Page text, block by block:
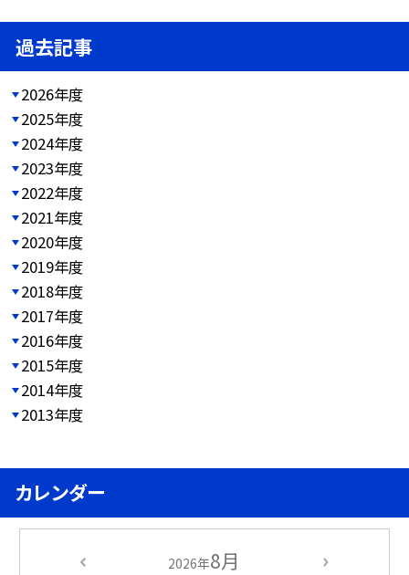
過去記事
2026年度
2025年度
2024年度
2023年度
2022年度
2021年度
2020年度
2019年度
2018年度
2017年度
2016年度
2015年度
2014年度
2013年度
カレンダー
2026年8月